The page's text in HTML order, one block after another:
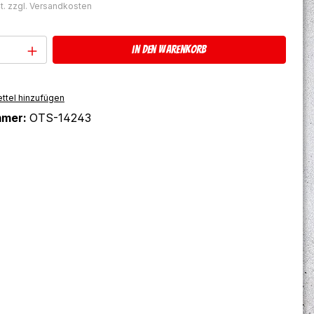
zzgl. Versandkosten
Anzahl: Gib den gewünschten Wert
In den Warenkorb
hinzufügen
OTS-14243